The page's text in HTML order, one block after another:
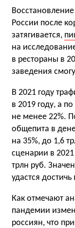
России после
затягивается,
на
в рестораны в
заведения
В 2021 году
в 2019 году, а
не менее 22%.
общепита в
на 35%, до 1,6
сценарии в 2021
трлн руб.
удастся достичь
Как отмечают
пандемии
россиян, что